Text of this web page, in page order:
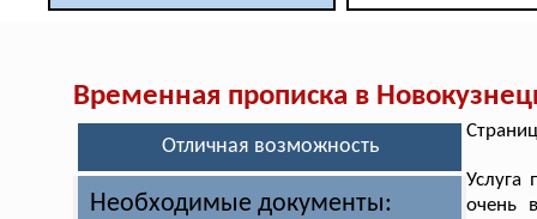
Временная прописка в
Отличная возможность
Необходимые документы:
Услуга
очень